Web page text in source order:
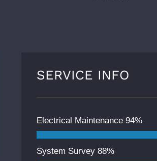
SERVICE INFO
Electrical Maintenance94%
System Survey 88%